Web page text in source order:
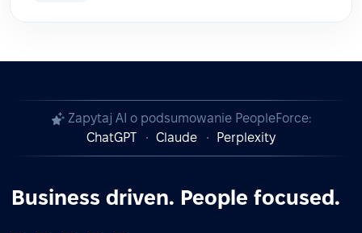
Zapytaj AI o podsumowanie PeopleForce:
ChatGPT
Claude Perplexity
Business driven. People focused.